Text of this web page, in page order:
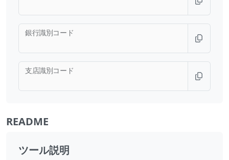
銀行識別コード
支店識別コード
README
ツール説明